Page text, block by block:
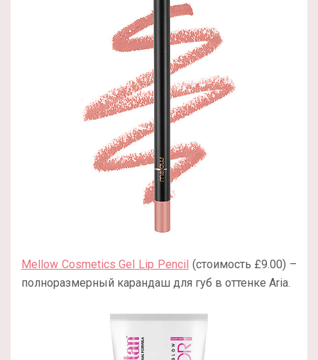
Mellow Cosmetics Gel Lip Pencil (стоимость £9.00) –
полноразмерный карандаш для губ в оттенке Aria.